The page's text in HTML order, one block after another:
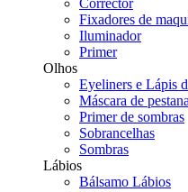
Corrector
Fixadores de
Iluminador
Primer
Olhos
Eyeliners e Lápis
Máscara de
Primer de sombras
Sobrancelhas
Sombras
Lábios
Bálsamo Lábios